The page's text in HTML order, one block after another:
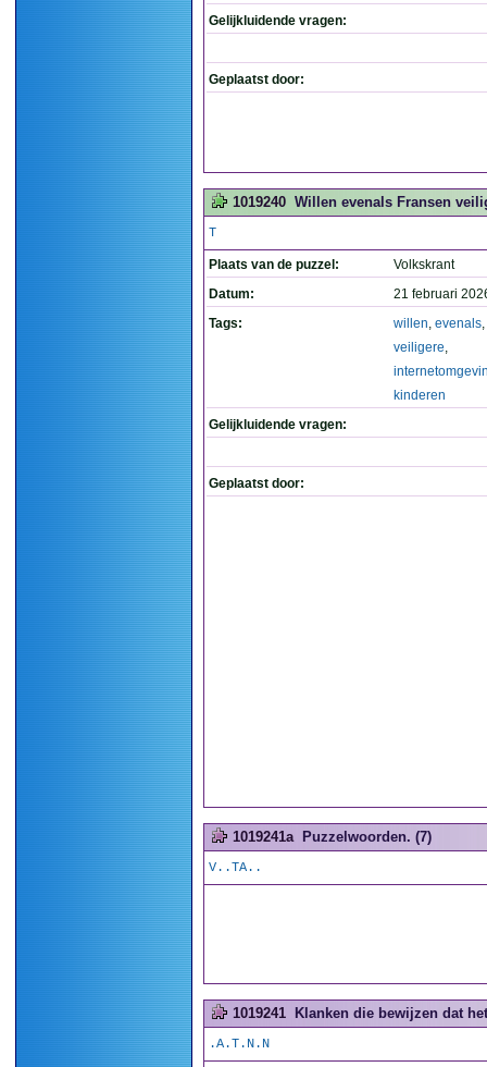
Gelijkluidende vragen:
Geplaatst door:
1019240 Willen evenals Fransen
T
Plaats van de puzzel:
Volkskrant
Datum:
21 februari
Tags:
willen, evenals,
veiligere,
kinderen
Gelijkluidende vragen:
Geplaatst door:
1019241a Puzzelwoorden. (7)
V..TA..
1019241 Klanken die bewijzen dat
.A.T.N.N